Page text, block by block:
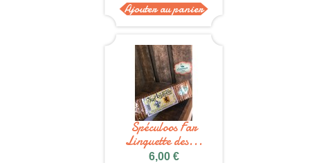
Ajouter au panier
Spéculoos Far
Linguette des...
6,00 €